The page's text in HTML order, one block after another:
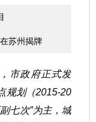
苏州揭牌
市政府正式发
规划（2015-20
七次”为主，城